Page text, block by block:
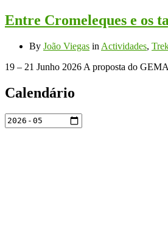
Entre Cromeleques e os
By João Viegas in Actividades,
19 – 21 Junho 2026 A proposta do
Calendário